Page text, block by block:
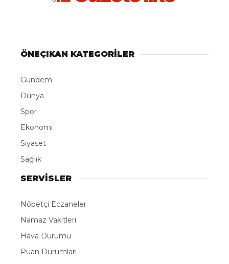
ÖNEÇIKAN KATEGORİLER
Gündem
Dünya
Spor
Ekonomi
Siyaset
Sağlık
SERVİSLER
Nöbetçi Eczaneler
Namaz Vakitleri
Hava Durumu
Puan Durumları